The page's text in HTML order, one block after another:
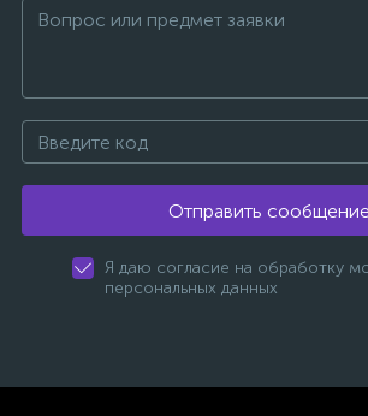
Отправить сообщение
Я даю согласие на обработку
персональных данных